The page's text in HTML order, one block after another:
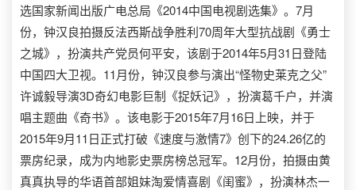
选国家新闻出版广电总局《2014中国电视剧选集》。7月
份，钟汉良拍摄反法西斯战争胜利70周年大型抗战剧《勇士
之城》，扮演共产党员何平安，该剧于2014年5月31日登陆
中国四大卫视。11月份，钟汉良参与演出“怪物史莱克之父”
许诚毅导演3D奇幻电影巨制《捉妖记》，扮演葛千户，并演
唱主题曲《奇书》。该电影于2015年7月16日上映，并于
2015年9月11日正式打破《速度与激情7》创下的24.26亿的
票房纪录，成为内地影史票房榜总冠军。12月份，拍摄由黄
真真执导的华语首部姐妹淘爱情喜剧《闺蜜》，扮演林杰一